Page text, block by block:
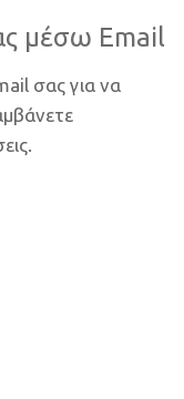
μέσω Email
σας για να